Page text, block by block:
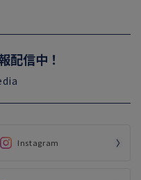
配信中！
Instagram